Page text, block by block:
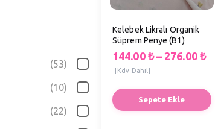
(53)
(10)
(22)
Sepete Ekle
Kelebek Likralı Organik
Süprem Penye (B1)
144.00 ₺ – 276.00 ₺
[Kdv Dahil]